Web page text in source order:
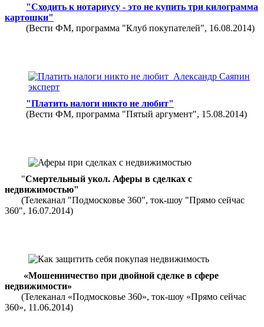
"Сходить к нотариусу - это не купить три килограмма
картошки"
(Вести ФМ, программа "Клуб покупателей", 16.08.2014)
"Платить налоги никто не любит"
(Вести ФМ, программа "Пятый аргумент", 15.08.2014)
"Смертельный укол. Аферы в сделках с
недвижимостью"
(Телеканал "Подмосковье 360", ток-шоу "Прямо сейчас
360", 16.07.2014)
«Мошенничество при двойной сделке в сфере
недвижимости»
(Телеканал «Подмосковье 360», ток-шоу «Прямо сейчас
360», 11.06.2014)